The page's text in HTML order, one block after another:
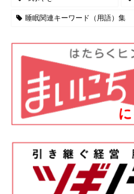
睡眠関連キーワード（用語）集